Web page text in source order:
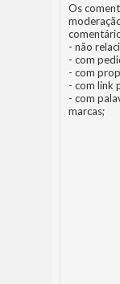
Os
- não
- com
- com
- com link
- com
marcas;